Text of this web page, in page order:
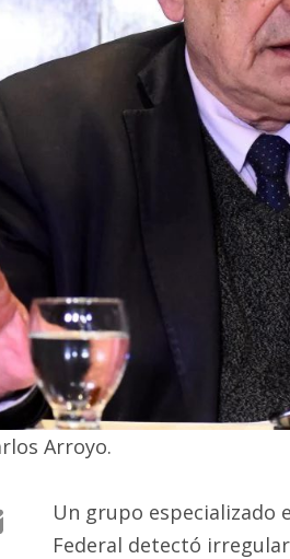
Arroyo.
Un grupo especializado
Federal detectó